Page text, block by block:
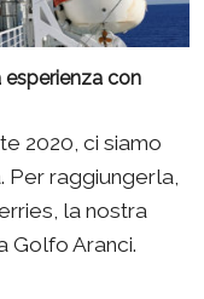
con
2020, ci siamo
Per raggiungerla,
la nostra
Golfo Aranci.